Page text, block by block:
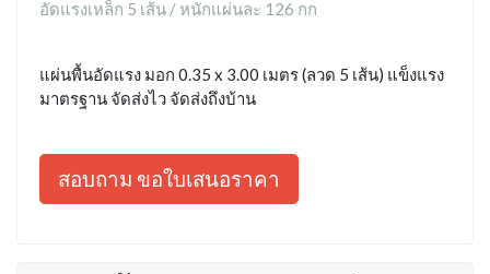
อัดแรงเหล็ก 5 เส้น / หนักแผ่นละ 126 กก
แผ่นพื้นอัดแรง มอก 0.35 x 3.00 เมตร (ลวด 5 เส้น) แข็งแรง
มาตรฐาน จัดส่งไว จัดส่งถึงบ้าน
สอบถาม ขอใบเสนอราคา